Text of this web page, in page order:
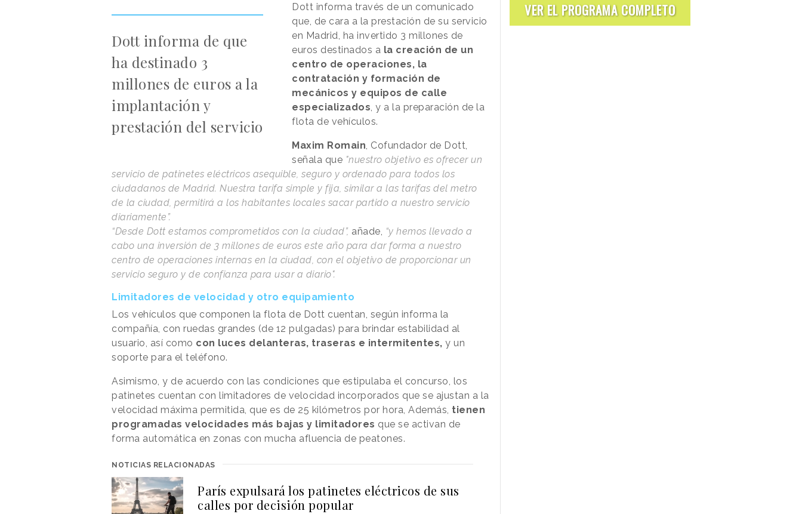
Dott informa de que
ha destinado 3
millones de euros a la
implantación y
prestación del servicio
Dott informa través de un comunicado
que, de cara a la prestación de su servicio
en Madrid, ha invertido 3 millones de
euros destinados a la creación de un
centro de operaciones, la
contratación y formación de
mecánicos y equipos de calle
especializados , y a la preparación de la
flota de vehículos.
Maxim Romain , Cofundador de Dott,
señala que "nuestro objetivo es ofrecer un
servicio de patinetes eléctricos asequible, seguro y ordenado para todos los
ciudadanos de Madrid. Nuestra tarifa simple y fija, similar a las tarifas del metro
de la ciudad, permitirá a los habitantes locales sacar partido a nuestro servicio
diariamente”.
“Desde Dott estamos comprometidos con la ciudad”, añade, “y hemos llevado a
cabo una inversión de 3 millones de euros este año para dar forma a nuestro
centro de operaciones internas en la ciudad, con el objetivo de proporcionar un
servicio seguro y de confianza para usar a diario".
Limitadores de velocidad y otro equipamiento
Los vehículos que componen la flota de Dott cuentan, según informa la
compañía, con ruedas grandes (de 12 pulgadas) para brindar estabilidad al
usuario, así como con luces delanteras, traseras e intermitentes, y un
soporte para el teléfono.
Asimismo, y de acuerdo con las condiciones que estipulaba el concurso, los
patinetes cuentan con limitadores de velocidad incorporados que se ajustan a la
velocidad máxima permitida, que es de 25 kilómetros por hora, Además, tienen
programadas velocidades más bajas y limitadores que se activan de
forma automática en zonas con mucha afluencia de peatones.
NOTICIAS RELACIONADAS
París expulsará los patinetes eléctricos de sus
calles por decisión popular
VER EL PROGRAMA COMPLETO